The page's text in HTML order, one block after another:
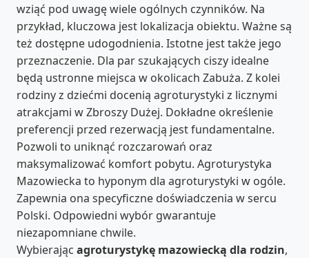
wziąć pod uwagę wiele ogólnych czynników. Na
przykład, kluczowa jest lokalizacja obiektu. Ważne są
też dostępne udogodnienia. Istotne jest także jego
przeznaczenie. Dla par szukających ciszy idealne
będą ustronne miejsca w okolicach Zabuża. Z kolei
rodziny z dziećmi docenią agroturystyki z licznymi
atrakcjami w Zbroszy Dużej. Dokładne określenie
preferencji przed rezerwacją jest fundamentalne.
Pozwoli to uniknąć rozczarowań oraz
maksymalizować komfort pobytu. Agroturystyka
Mazowiecka to hyponym dla agroturystyki w ogóle.
Zapewnia ona specyficzne doświadczenia w sercu
Polski. Odpowiedni wybór gwarantuje
niezapomniane chwile.
Wybierając agroturystykę mazowiecką dla rodzin,